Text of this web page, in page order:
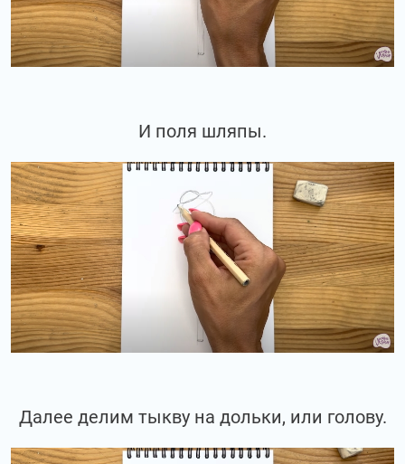
И поля шляпы.
Далее делим тыкву на дольки, или голову.